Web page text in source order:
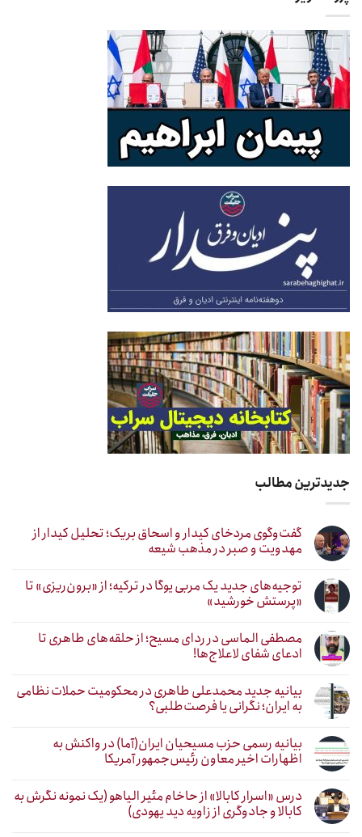
جدیدترین مطالب
گفت‌وگوی مردخای کیدار و اسحاق بریک؛ تحلیل کیدار از
مهدویت و صبر در مذهب شیعه
توجیه‌های جدید یک مربی یوگا در ترکیه؛ از «برون‌ریزی» تا
«پرستش خورشید»
مصطفی الماسی در ردای مسیح؛ از حلقه‌های طاهری تا
ادعای شفای لاعلاج‌ها!
بیانیه جدید محمدعلی طاهری در محکومیت حملات نظامی
به ایران؛ نگرانی یا فرصت‌طلبی؟
بیانیه رسمی حزب مسیحیان ایران(آما) در واکنش به
اظهارات اخیر معاون رئیس‌جمهور آمریکا
درس «اسرار کابالا» از حاخام مئیر الیاهو (یک نمونه نگرش به
کابالا و جادوگری از زاویه دید یهودی)